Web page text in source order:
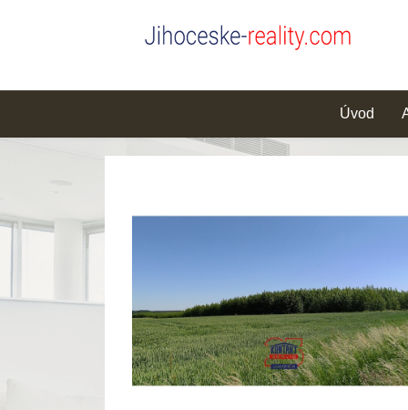
Úvod